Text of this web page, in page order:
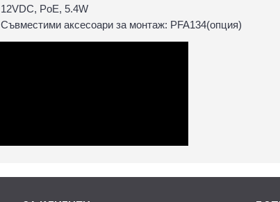
12VDC, PoE, 5.4W
Съвместими аксесоари за монтаж: PFA134(опция)